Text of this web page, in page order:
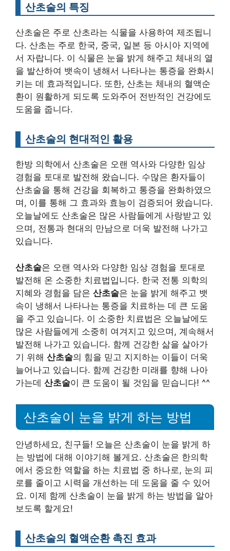
산초술의 특징
산초술은 주로 산초라는 식물을 사용하여 제조됩니
다. 산초는 주로 한국, 중국, 일본 등 아시아 지역에
서 자랍니다. 이 식물은 눈을 밝게 해주고 체내의 열
을 발산하여 뱃속이 냉해서 나타나는 통증을 완화시
키는 데 효과적입니다. 또한, 산초는 체내의 혈액순
환이 원활하게 되도록 도와주어 전반적인 건강에도
도움을 줍니다.
산초술의 현대적인 활용
한방 의학에서 산초술은 오랜 역사와 다양한 임상
경험을 토대로 발전해 왔습니다. 수많은 환자들이
산초술을 통해 건강을 회복하고 통증을 완화하였으
며, 이를 통해 그 효과와 효능이 검증되어 왔습니다.
오늘날에도 산초술은 많은 사람들에게 사랑받고 있
으며, 전통과 현대의 만남으로 더욱 발전해 나가고
있습니다.
산초술은 오랜 역사와 다양한 임상 경험을 토대로
발전해 온 소중한 치료법입니다. 한국 전통 의학의
지혜와 경험을 담은 산초술은 눈을 밝게 해주고 뱃
속이 냉해서 나타나는 통증을 치료하는 데 큰 도움
을 주고 있습니다. 이 소중한 치료법은 오늘날에도
많은 사람들에게 소중히 여겨지고 있으며, 계속해서
발전해 나가고 있습니다. 함께 건강한 삶을 살아가
기 위해 산초술의 힘을 믿고 지지하는 이들이 더욱
늘어나고 있습니다. 함께 건강한 미래를 향해 나아
가는데 산초술이 큰 도움이 될 것임을 믿습니다! ^^
산초술이 눈을 밝게 하는 방법
안녕하세요, 친구들! 오늘은 산초술이 눈을 밝게 하
는 방법에 대해 이야기해 볼게요. 산초술은 한의학
에서 중요한 역할을 하는 치료법 중 하나로, 눈의 피
로를 줄이고 시력을 개선하는 데 도움을 줄 수 있어
요. 이제 함께 산초술이 눈을 밝게 하는 방법을 알아
보도록 할게요!
산초술의 혈액순환 촉진 효과